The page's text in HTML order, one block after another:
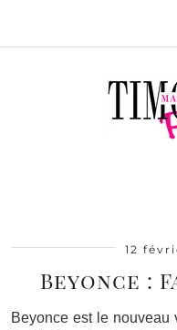
12
Beyonce :
Beyonce est le